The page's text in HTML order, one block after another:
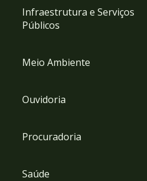
Infraestrutura e Serviços
Públicos
Meio Ambiente
Ouvidoria
Procuradoria
Saúde